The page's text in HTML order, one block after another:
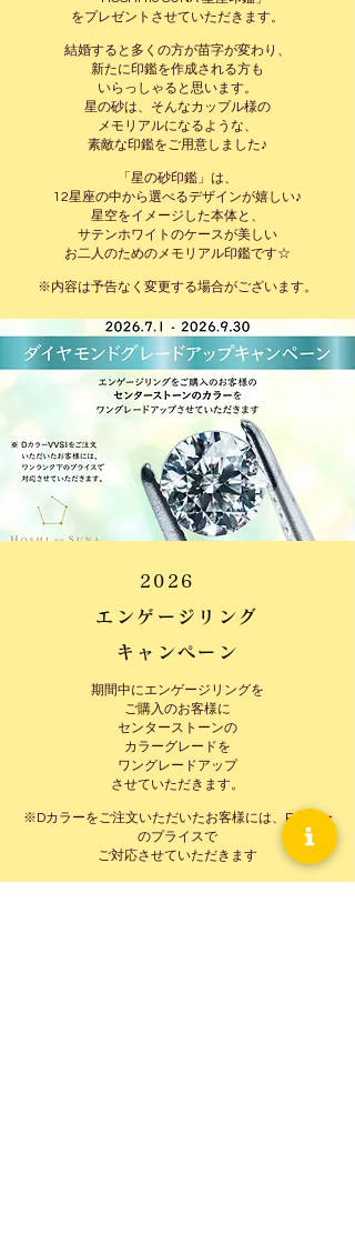
をプレゼントさせていただきます。
結婚すると多くの方が苗字が変わり、
新たに印鑑を作成される方も
いらっしゃると思います。
星の砂は、そんなカップル様の
メモリアルになるような、
素敵な印鑑をご用意しました♪
「星の砂印鑑」は、
12星座の中から選べるデザインが嬉しい♪
星空をイメージした本体と、
サテンホワイトのケースが美しい
お二人のためのメモリアル印鑑です☆
※内容は予告なく変更する場合がございます。
2026
エンゲージリング
キャンペーン
期間中にエンゲージリングを
ご購入のお客様に
センターストーンの
カラーグレードを
ワングレードアップ
させていただきます。
※Dカラーをご注文いただいたお客様には、Eカラー
のプライスで
ご対応させていただきます